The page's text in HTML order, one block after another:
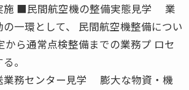
施 ■民間航空機の整備実態見学 業
一環として、 民間航空機整備につい
から通常点検整備までの業務プ ロセ
。
務センター見学 膨大な物資・機